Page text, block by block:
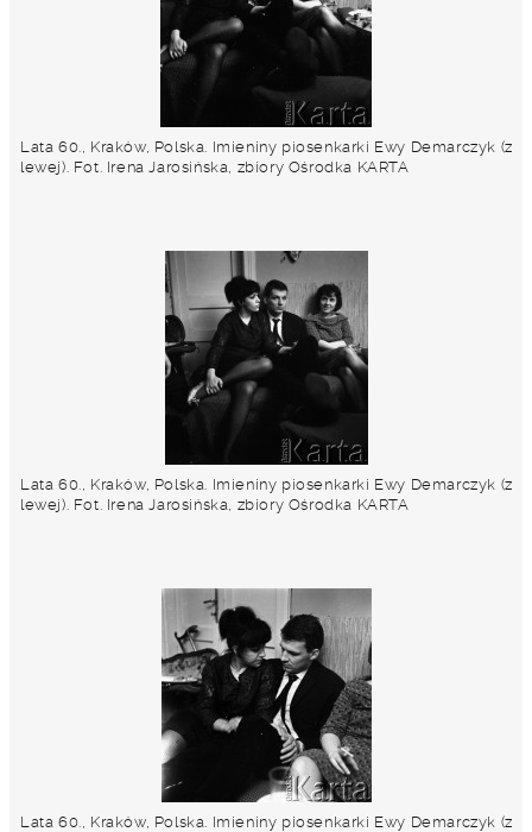
Lata 60., Kraków, Polska. Imieniny piosenkarki Ewy Demarczyk (z
lewej). Fot. Irena Jarosińska, zbiory Ośrodka KARTA
Lata 60., Kraków, Polska. Imieniny piosenkarki Ewy Demarczyk (z
lewej). Fot. Irena Jarosińska, zbiory Ośrodka KARTA
Lata 60., Kraków, Polska. Imieniny piosenkarki Ewy Demarczyk (z